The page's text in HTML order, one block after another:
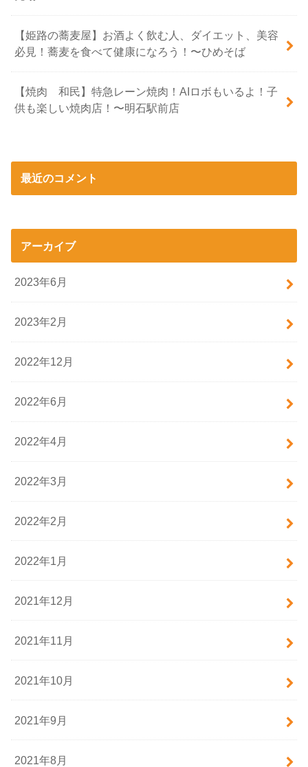
【姫路の蕎麦屋】お酒よく飲む人、ダイエット、美容
必見！蕎麦を食べて健康になろう！〜ひめそば
【焼肉 和民】特急レーン焼肉！AIロボもいるよ！子
供も楽しい焼肉店！〜明石駅前店
最近のコメント
アーカイブ
2023年6月
2023年2月
2022年12月
2022年6月
2022年4月
2022年3月
2022年2月
2022年1月
2021年12月
2021年11月
2021年10月
2021年9月
2021年8月